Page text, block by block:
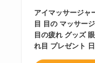
アイマッサージャ
目 目の マッサー
目の疲れ グッズ
れ目 プレゼント